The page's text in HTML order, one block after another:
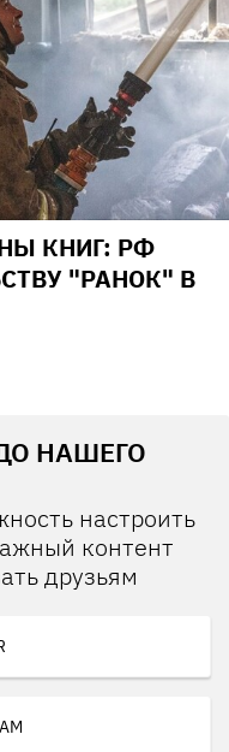
КНИГ: РФ
"РАНОК" В
НАШЕГО
настроить
контент
друзьям